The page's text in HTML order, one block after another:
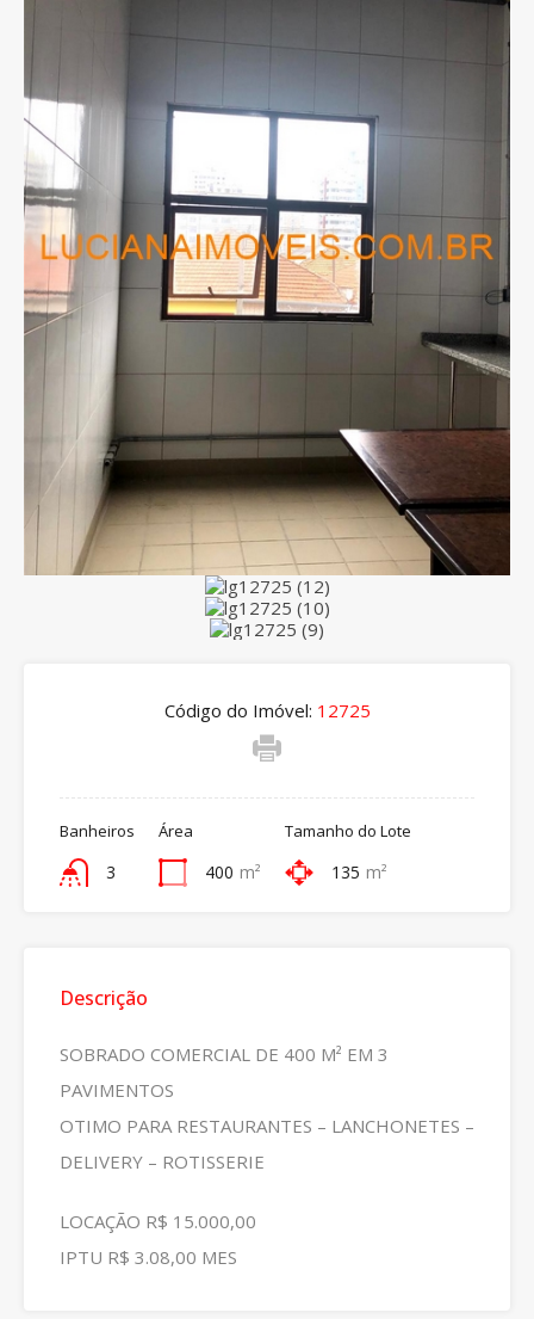
Código do Imóvel: 12725
Banheiros
3
Área
400 m²
Tamanho do Lote
135 m²
Descrição
SOBRADO COMERCIAL DE 400 M² EM 3
PAVIMENTOS
OTIMO PARA RESTAURANTES – LANCHONETES –
DELIVERY – ROTISSERIE
LOCAÇÃO R$ 15.000,00
IPTU R$ 3.08,00 MES